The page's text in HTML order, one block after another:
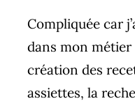
Compliquée car
dans mon métier
création des
assiettes, la